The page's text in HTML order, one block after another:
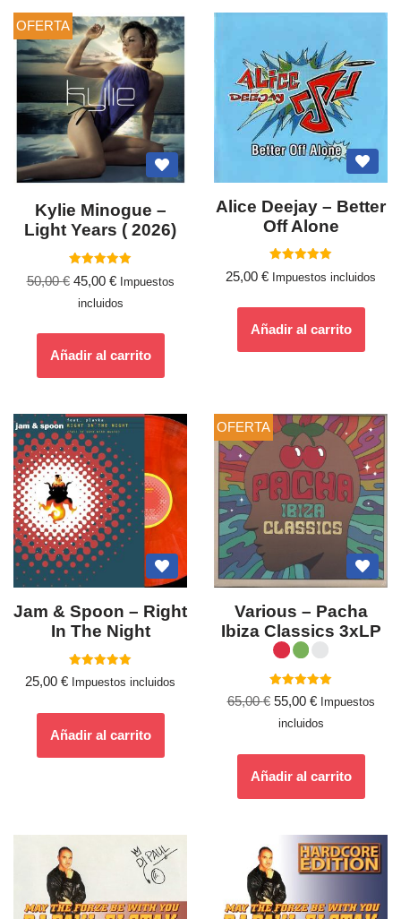
OFERTA
Kylie Minogue –
Light Years ( 2026)
Valorado
con
5.00
de 5
50,00€ 45,00 €
Impuestos
incluidos
Añadir al carrito
Alice Deejay – Better
Off Alone
con
25,00 € Impuestos incluidos
Añadir al carrito
Jam & Spoon – Right
In The Night
Valorado
con
25,00 € Impuestos incluidos
Añadir al carrito
OFERTA
Various ‎– Pacha
Ibiza Classics 3xLP
Valorado
con
5.00
de 5
65,00€ 55,00 €
Impuestos
incluidos
Añadir al carrito